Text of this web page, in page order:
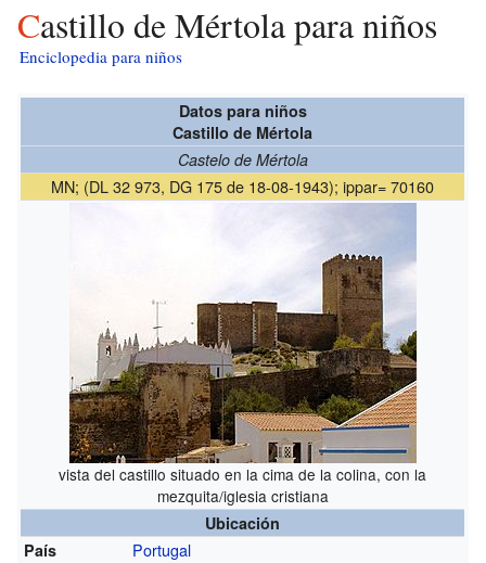
Castillo de Mértola para niños
Enciclopedia para niños
Datos para niños
Castillo de Mértola
Castelo de Mértola
MN; (DL 32 973, DG 175 de 18-08-1943); ippar= 70160
vista del castillo situado en la cima de la colina, con la
mezquita/iglesia cristiana
Ubicación
País
Portugal